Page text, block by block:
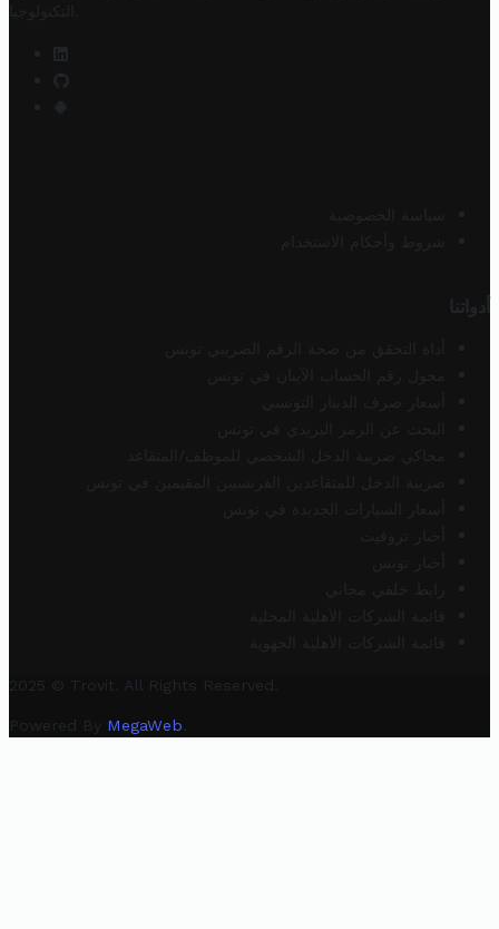
التكنولوجيا
سياسة الخصوصية
شروط وأحكام الاستخدام
أدواتنا
أداة التحقق من صحة الرقم الضريبي تونس
محول رقم الحساب الآيبان في تونس
أسعار صرف الدينار التونسي
البحث عن الرمز البريدي في تونس
محاكي ضريبة الدخل الشخصي للموظف/المتقاعد
ضريبة الدخل للمتقاعدين الفرنسيين المقيمين في تونس
أسعار السيارات الجديدة في تونس
أخبار تروفيت
أخبار تونس
رابط خلفي مجاني
قائمة الشركات الأهلية المحلية
قائمة الشركات الأهلية الجهوية
2025 © Trovit. All Rights Reserved.
Powered By MegaWeb